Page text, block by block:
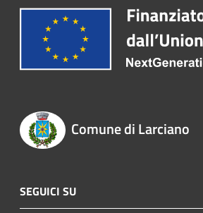
Comune di Larciano
SEGUICI SU